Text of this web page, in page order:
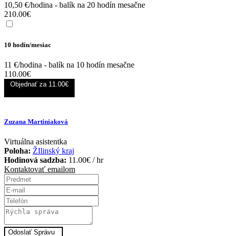
10,50 €/hodina - balík na 20 hodín mesačne
210.00€
10 hodín/mesiac
11 €/hodina - balík na 10 hodín mesačne
110.00€
Objednať za 11.00€
Zuzana Martiniaková
Virtuálna asistentka
Poloha: ŽIlinský kraj
Hodinová sadzba: 11.00€ / hr
Kontaktovať emailom
Odoslať Správu